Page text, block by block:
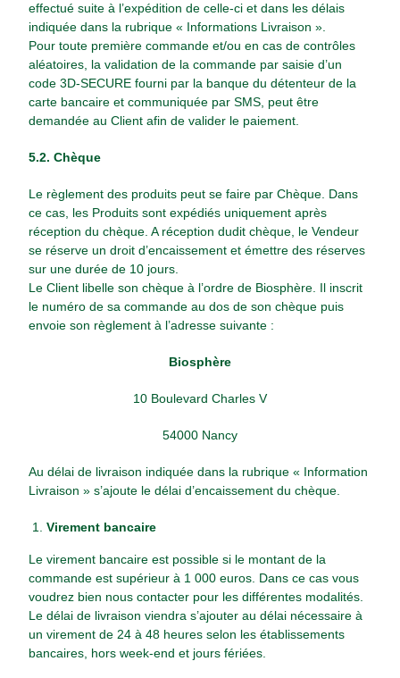
effectué suite à l’expédition de celle-ci et dans les délais
indiquée dans la rubrique « Informations Livraison ».
Pour toute première commande et/ou en cas de contrôles
aléatoires, la validation de la commande par saisie d’un
code 3D-SECURE fourni par la banque du détenteur de la
carte bancaire et communiquée par SMS, peut être
demandée au Client afin de valider le paiement.
5.2. Chèque
Le règlement des produits peut se faire par Chèque. Dans
ce cas, les Produits sont expédiés uniquement après
réception du chèque. A réception dudit chèque, le Vendeur
se réserve un droit d’encaissement et émettre des réserves
sur une durée de 10 jours.
Le Client libelle son chèque à l’ordre de Biosphère. Il inscrit
le numéro de sa commande au dos de son chèque puis
envoie son règlement à l’adresse suivante :
Biosphère
10 Boulevard Charles V
54000 Nancy
Au délai de livraison indiquée dans la rubrique « Information
Livraison » s’ajoute le délai d’encaissement du chèque.
Virement bancaire
Le virement bancaire est possible si le montant de la
commande est supérieur à 1 000 euros. Dans ce cas vous
voudrez bien nous contacter pour les différentes modalités.
Le délai de livraison viendra s’ajouter au délai nécessaire à
un virement de 24 à 48 heures selon les établissements
bancaires, hors week-end et jours fériées.